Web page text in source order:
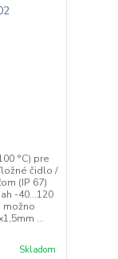
°C) pre
čidlo /
(IP 67)
-40...120
možno
...
Skladom